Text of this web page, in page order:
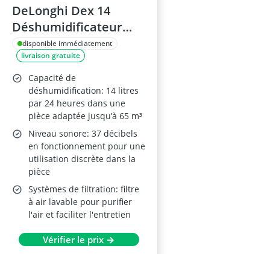
DeLonghi Dex 14
Déshumidificateur
Blanc - 2,1 L, 37 dB, 210
W
disponible immédiatement
livraison gratuite
Capacité de
déshumidification: 14 litres
par 24 heures dans une
pièce adaptée jusqu’à 65 m³
Niveau sonore: 37 décibels
en fonctionnement pour une
utilisation discrète dans la
pièce
Systèmes de filtration: filtre
à air lavable pour purifier
l'air et faciliter l'entretien
Vérifier le prix →